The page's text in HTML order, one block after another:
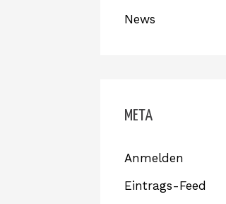
News
META
Anmelden
Eintrags-Feed